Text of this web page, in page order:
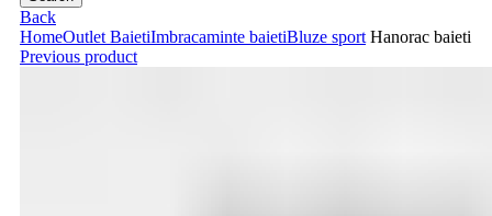
Back
HomeOutlet BaietiImbracaminte baietiBluze sport Hanorac baieti
Previous product